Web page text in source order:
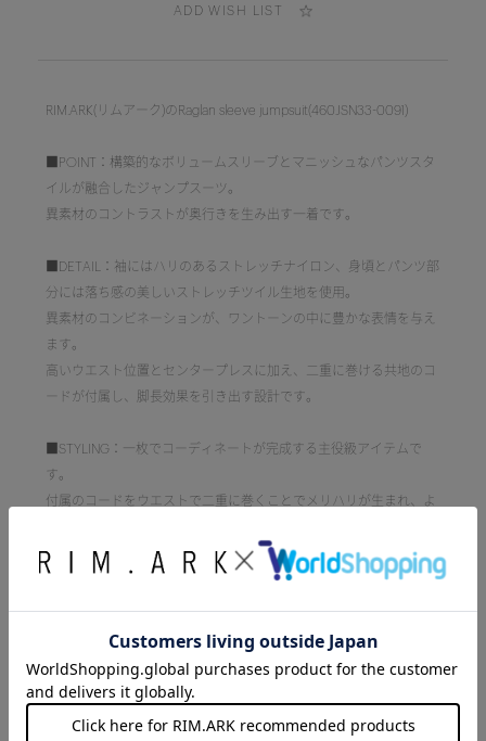
ADD WISH LIST
RIM.ARK(リムアーク)のRaglan sleeve jumpsuit(460JSN33-0091)
■POINT：構築的なボリュームスリーブとマニッシュなパンツスタ
イルが融合したジャンプスーツ。
異素材のコントラストが奥行きを生み出す一着です。
■DETAIL：袖にはハリのあるストレッチナイロン、身頃とパンツ部
分には落ち感の美しいストレッチツイル生地を使用。
異素材のコンビネーションが、ワントーンの中に豊かな表情を与え
ます。
高いウエスト位置とセンタープレスに加え、二重に巻ける共地のコ
ードが付属し、脚長効果を引き出す設計です。
■STYLING：一枚でコーディネートが完成する主役級アイテムで
す。
付属のコードをウエストで二重に巻くことでメリハリが生まれ、よ
※画像の商品はサンプルです。実際の商品と仕様、加工が若干異な